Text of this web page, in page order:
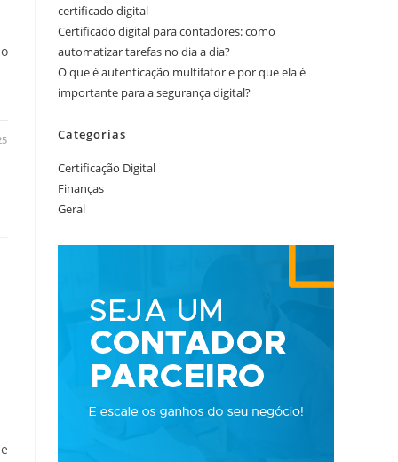
certificado digital
Certificado digital para contadores: como
automatizar tarefas no dia a dia?
O que é autenticação multifator e por que ela é
importante para a segurança digital?
Categorias
Certificação Digital
Finanças
Geral